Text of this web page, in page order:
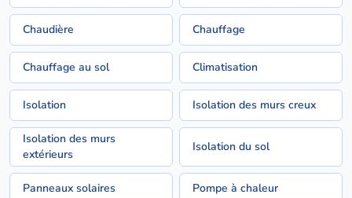
Chaudière Chauffage
Chauffage au sol Climatisation
Isolation Isolation des murs creux
Isolation des murs
extérieurs
Isolation du sol
Panneaux solaires Pompe à chaleur